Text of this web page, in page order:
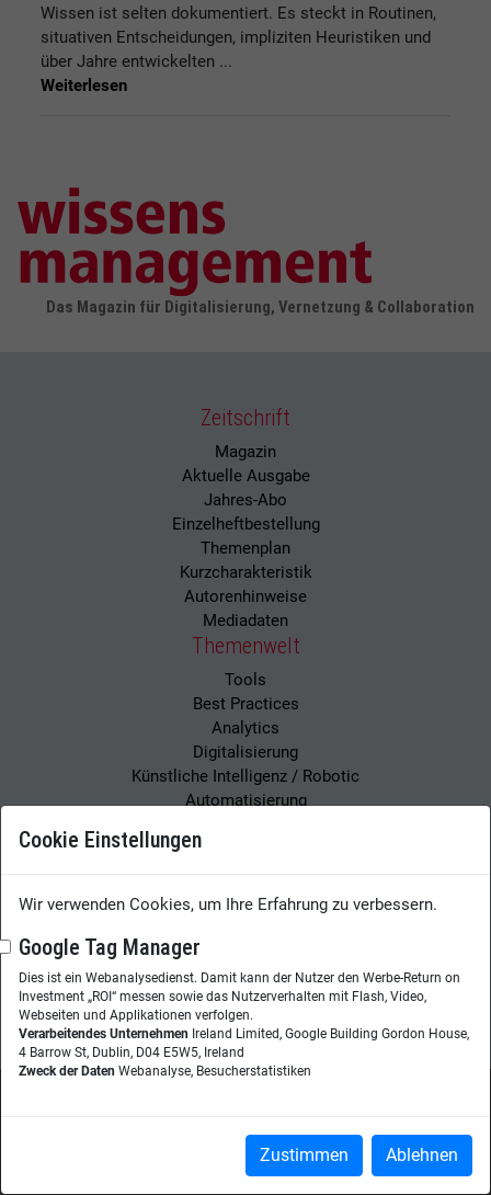
Wissen ist selten dokumentiert. Es steckt in Routinen,
situativen Entscheidungen, impliziten Heuristiken und
über Jahre entwickelten ...
Weiterlesen
Das Magazin für Digitalisierung, Vernetzung & Collaboration
Zeitschrift
Magazin
Aktuelle Ausgabe
Jahres-Abo
Einzelheftbestellung
Themenplan
Kurzcharakteristik
Autorenhinweise
Mediadaten
Themenwelt
Tools
Best Practices
Analytics
Digitalisierung
Künstliche Intelligenz / Robotic
Automatisierung
Knowledge Sharing
Enterprise Search
Kongresse
Podcasts
Impressum
Datenschutz
Cookie Einstellungen
Wir verwenden Cookies, um Ihre Erfahrung zu verbessern.
Google Tag Manager
Dies ist ein Webanalysedienst. Damit kann der Nutzer den Werbe-Return on
Investment „ROI“ messen sowie das Nutzerverhalten mit Flash, Video,
Webseiten und Applikationen verfolgen.
Verarbeitendes Unternehmen Ireland Limited, Google Building Gordon House,
4 Barrow St, Dublin, D04 E5W5, Ireland
Zweck der Daten Webanalyse, Besucherstatistiken
Zustimmen Ablehnen